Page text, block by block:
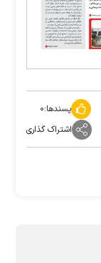
پسندها:۰
اشتراک گذاری